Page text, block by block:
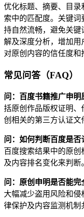
优化标题、摘要、目
索中的匹配度。关键
持自然流畅，避免关
解及深度分析，增加
对原创内容的信任度和
常见问答（FAQ）
问：百度书籍推广申明
括原创作品版权证明
创相关的第三方认证文
问：如何判断百度是否
百度搜索结果中的原
及内容排名变化来判断
问：原创申明是否能完
大幅减少盗用风险和
律保护及内容监测机制